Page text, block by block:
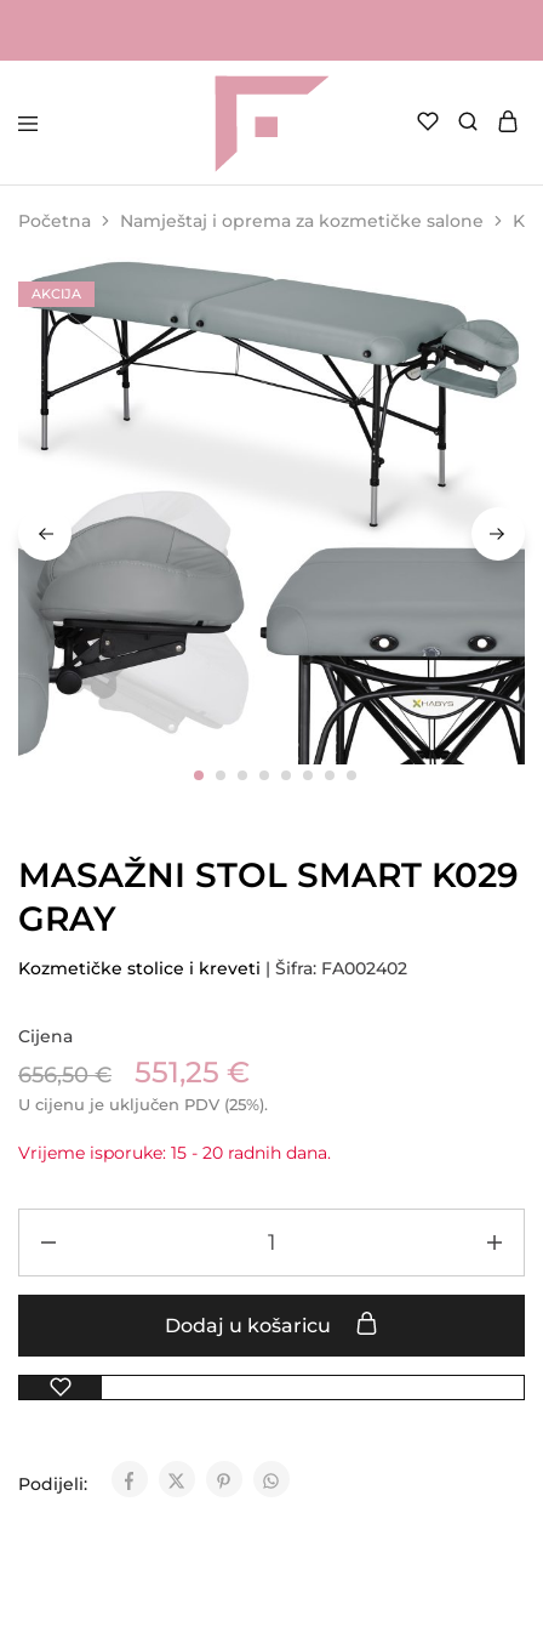
FAME
Profesionalna
za
kozmetičke
Početna Namještaj i oprema za kozmetičke salone
AKCIJA
MASAŽNI STOL SMART K029
GRAY
Kozmetičke stolice i kreveti | Šifra: FA002402
Cijena
656,50€ 551,25 €
U cijenu je uključen PDV (25%).
Vrijeme isporuke: 15 - 20 radnih dana.
Dodaj u košaricu
Podijeli: